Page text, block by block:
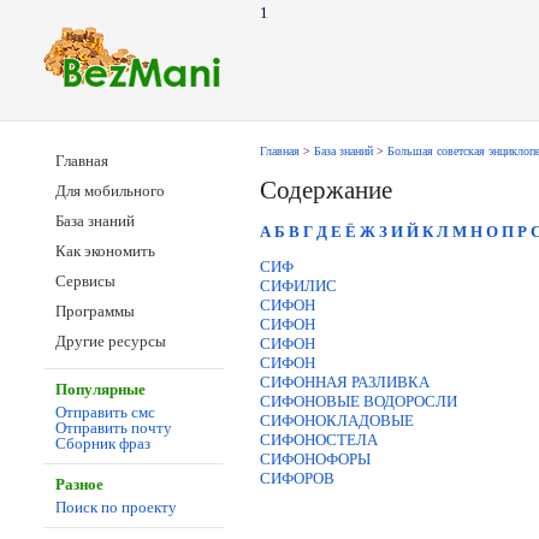
1
Главная
Для мобильного
База знаний
Как экономить
Сервисы
Программы
Другие ресурсы
Популярные
Отправить смс
Отправить почту
Сборник фраз
Разное
Поиск по проекту
Главная > База знаний > Большая советская
Содержание
А Б В Г Д Е Ё Ж З И Й К Л М Н О П Р
СИФ
СИФИЛИС
СИФОН
СИФОН
СИФОН
СИФОН
СИФОННАЯ РАЗЛИВКА
СИФОНОВЫЕ ВОДОРОСЛИ
СИФОНОКЛАДОВЫЕ
СИФОНОСТЕЛА
СИФОНОФОРЫ
СИФОРОВ